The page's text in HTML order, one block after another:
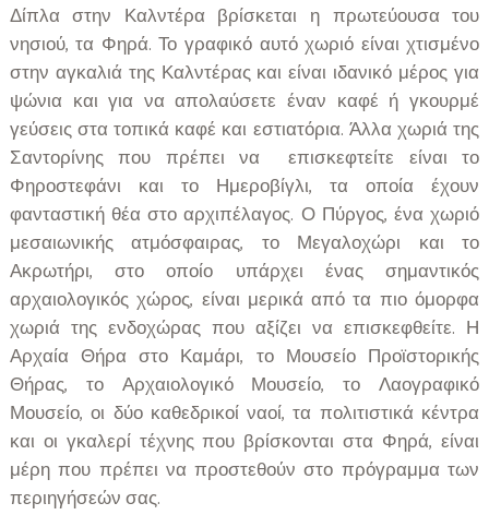
Δίπλα στην Καλντέρα βρίσκεται η πρωτεύουσα του
νησιού, τα Φηρά. Το γραφικό αυτό χωριό είναι χτισμένο
στην αγκαλιά της Καλντέρας και είναι ιδανικό μέρος για
ψώνια και για να απολαύσετε έναν καφέ ή γκουρμέ
γεύσεις στα τοπικά καφέ και εστιατόρια. Άλλα χωριά της
Σαντορίνης που πρέπει να επισκεφτείτε είναι το
Φηροστεφάνι και το Ημεροβίγλι, τα οποία έχουν
φανταστική θέα στο αρχιπέλαγος. Ο Πύργος, ένα χωριό
μεσαιωνικής ατμόσφαιρας, το Μεγαλοχώρι και το
Ακρωτήρι, στο οποίο υπάρχει ένας σημαντικός
αρχαιολογικός χώρος, είναι μερικά από τα πιο όμορφα
χωριά της ενδοχώρας που αξίζει να επισκεφθείτε. Η
Αρχαία Θήρα στο Καμάρι, το Μουσείο Προϊστορικής
Θήρας, το Αρχαιολογικό Μουσείο, το Λαογραφικό
Μουσείο, οι δύο καθεδρικοί ναοί, τα πολιτιστικά κέντρα
και οι γκαλερί τέχνης που βρίσκονται στα Φηρά, είναι
μέρη που πρέπει να προστεθούν στο πρόγραμμα των
περιηγήσεών σας.